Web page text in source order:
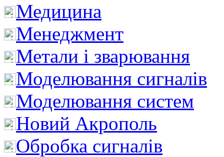
Медицина
Менеджмент
Метали і зварювання
Моделювання сигналів
Моделювання систем
Новий Акрополь
Обробка сигналів